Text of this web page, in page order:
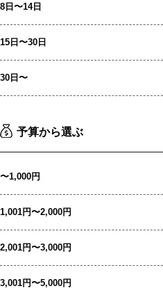
8日〜14日
15日〜30日
30日〜
予算から選ぶ
〜1,000円
1,001円〜2,000円
2,001円〜3,000円
3,001円〜5,000円